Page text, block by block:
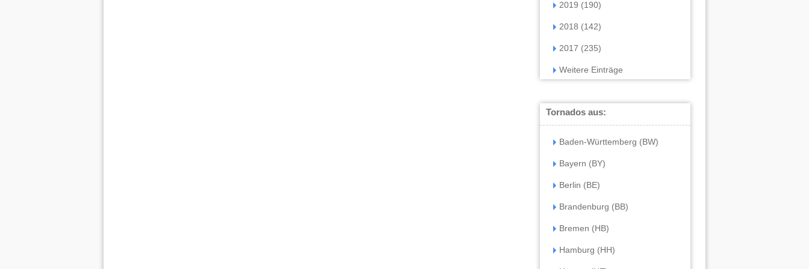
2019 (190)
2018 (142)
2017 (235)
Weitere Einträge
Tornados aus:
Baden-Württemberg (BW)
Bayern (BY)
Berlin (BE)
Brandenburg (BB)
Bremen (HB)
Hamburg (HH)